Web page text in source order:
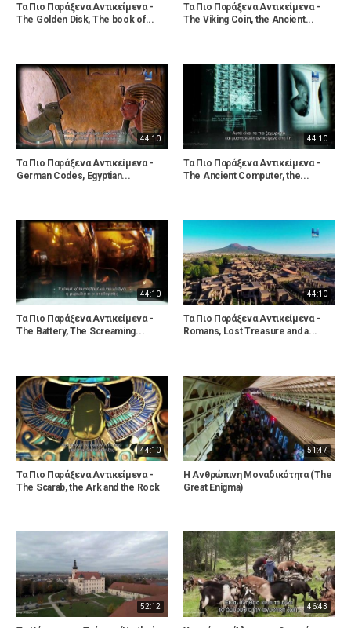
Τα Πιο Παράξενα Αντικείμενα -
The Golden Disk, The book of...
Τα Πιο Παράξενα Αντικείμενα -
The Viking Coin, the Ancient...
44:10
Τα Πιο Παράξενα Αντικείμενα -
German Codes, Egyptian...
44:10
Τα Πιο Παράξενα Αντικείμενα -
The Ancient Computer, the...
44:10
Τα Πιο Παράξενα Αντικείμενα -
The Battery, The Screaming...
44:10
Τα Πιο Παράξενα Αντικείμενα -
Romans, Lost Treasure and a...
44:10
Τα Πιο Παράξενα Αντικείμενα -
The Scarab, the Ark and the Rock
51:47
Η Ανθρώπινη Μοναδικότητα (The
Great Enigma)
52:12 46:43